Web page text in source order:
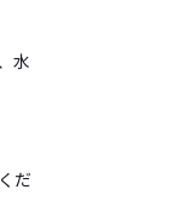
水
だ